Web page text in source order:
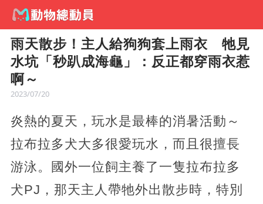
雨天散步！主人給狗狗套上雨衣 牠見
水坑「秒趴成海龜」：反正都穿雨衣惹
啊～
2023/07/20
炎熱的夏天，玩水是最棒的消暑活動～
拉布拉多犬大多很愛玩水，而且很擅長
游泳。國外一位飼主養了一隻拉布拉多
犬PJ，那天主人帶牠外出散步時，特別